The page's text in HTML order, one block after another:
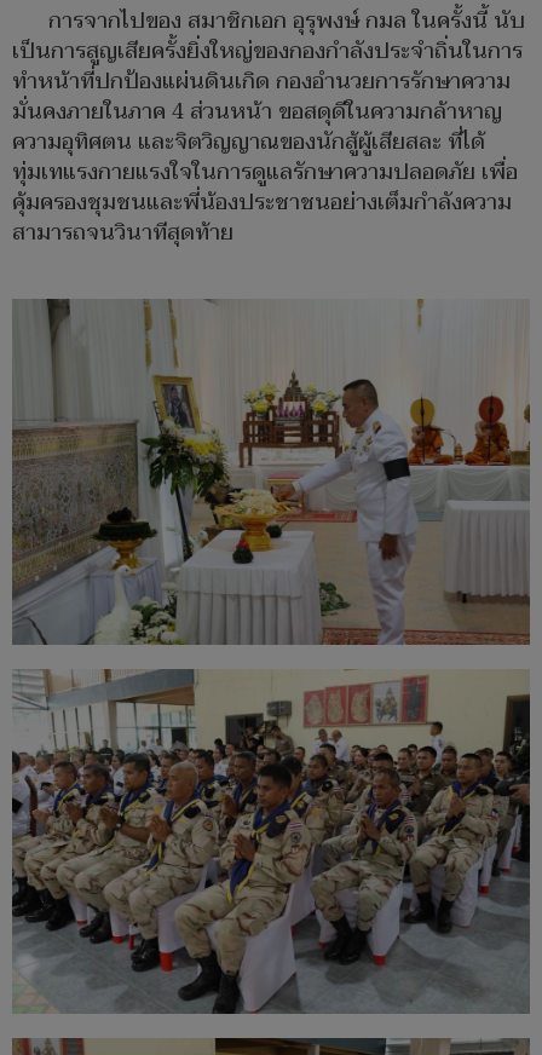
การจากไปของ สมาชิกเอก อุรุพงษ์ กมล ในครั้งนี้ นับ
เป็นการสูญเสียครั้งยิ่งใหญ่ของกองกำลังประจำถิ่นในการ
ทำหน้าที่ปกป้องแผ่นดินเกิด กองอำนวยการรักษาความ
มั่นคงภายในภาค 4 ส่วนหน้า ขอสดุดีในความกล้าหาญ
ความอุทิศตน และจิตวิญญาณของนักสู้ผู้เสียสละ ที่ได้
ทุ่มเทแรงกายแรงใจในการดูแลรักษาความปลอดภัย เพื่อ
คุ้มครองชุมชนและพี่น้องประชาชนอย่างเต็มกำลังความ
สามารถจนวินาทีสุดท้าย